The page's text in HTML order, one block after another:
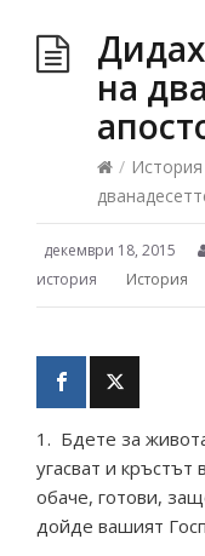
на
/ История
декември 18, 2015
история
История
1. Бдете за
угасват и
обаче, готови,
дойде вашият